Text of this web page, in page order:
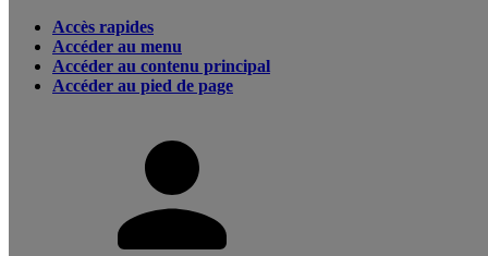
Accès rapides
Accéder au menu
Accéder au contenu principal
Accéder au pied de page